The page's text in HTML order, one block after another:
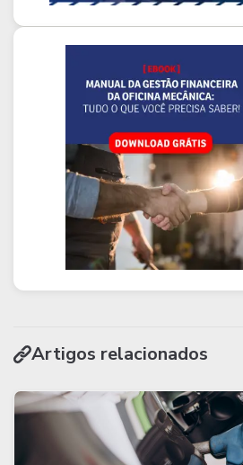
Artigos relacionados